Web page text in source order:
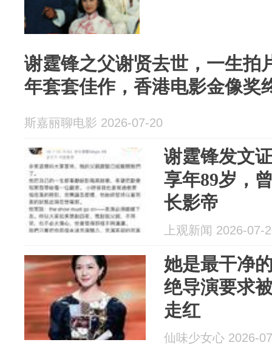
谢霆锋之父谢贤去世，一生拍
年套套佳作，香港电影金像奖
斯嘉丽聊电影 2026-07-20
谢霆锋发文
享年89岁，
长影帝
上观新闻 2026-07-
她是最干净
绝导演要求
走红
仙味少女心 2026-